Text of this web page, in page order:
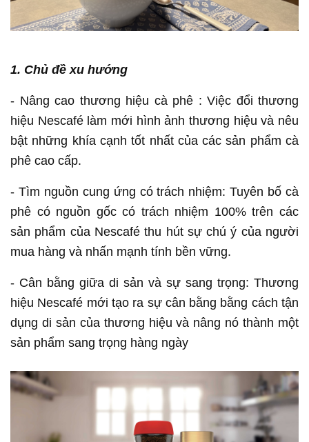
1. Chủ đề xu hướng
- Nâng cao thương hiệu cà phê : Việc đổi thương
hiệu Nescafé làm mới hình ảnh thương hiệu và nêu
bật những khía cạnh tốt nhất của các sản phẩm cà
phê cao cấp.
- Tìm nguồn cung ứng có trách nhiệm: Tuyên bố cà
phê có nguồn gốc có trách nhiệm 100% trên các
sản phẩm của Nescafé thu hút sự chú ý của người
mua hàng và nhấn mạnh tính bền vững.
- Cân bằng giữa di sản và sự sang trọng: Thương
hiệu Nescafé mới tạo ra sự cân bằng bằng cách tận
dụng di sản của thương hiệu và nâng nó thành một
sản phẩm sang trọng hàng ngày